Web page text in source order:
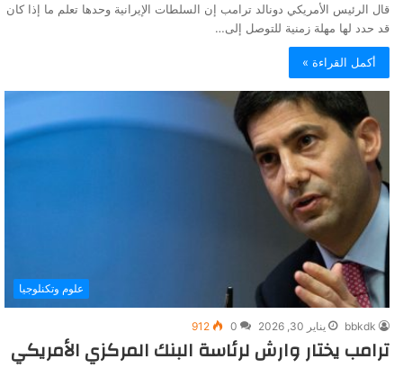
قال الرئيس الأمريكي دونالد ترامب إن السلطات الإيرانية وحدها تعلم ما إذا كان
قد حدد لها مهلة زمنية للتوصل إلى…
أكمل القراءة »
علوم وتكنلوجيا
bbkdk يناير 30, 2026 0
912
ترامب يختار وارش لرئاسة البنك المركزي الأمريكي